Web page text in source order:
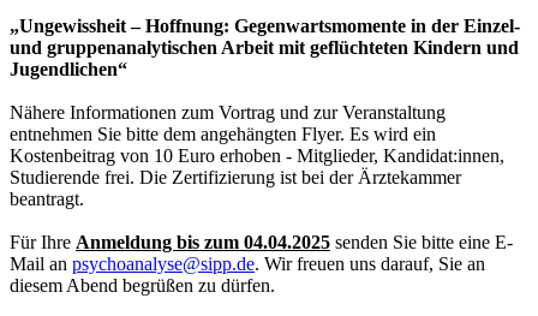
„Ungewissheit – Hoffnung: Gegenwartsmomente in der Einzel-
und gruppenanalytischen Arbeit mit geflüchteten Kindern und
Jugendlichen“
Nähere Informationen zum Vortrag und zur Veranstaltung
entnehmen Sie bitte dem angehängten Flyer. Es wird ein
Kostenbeitrag von 10 Euro erhoben - Mitglieder, Kandidat:innen,
Studierende frei. Die Zertifizierung ist bei der Ärztekammer
beantragt.
Für Ihre Anmeldung bis zum 04.04.2025 senden Sie bitte eine E-
Mail an psychoanalyse@sipp.de. Wir freuen uns darauf, Sie an
diesem Abend begrüßen zu dürfen.